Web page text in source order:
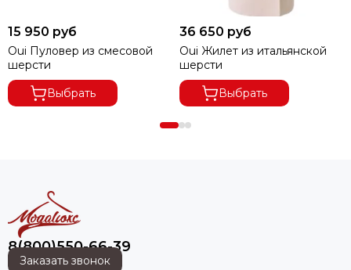
15 950 руб
Oui Пуловер из смесовой
шерсти
Выбрать
36 650 руб
Oui Жилет из итальянской
шерсти
Выбрать
8(800)550-66-39
Заказать звонок